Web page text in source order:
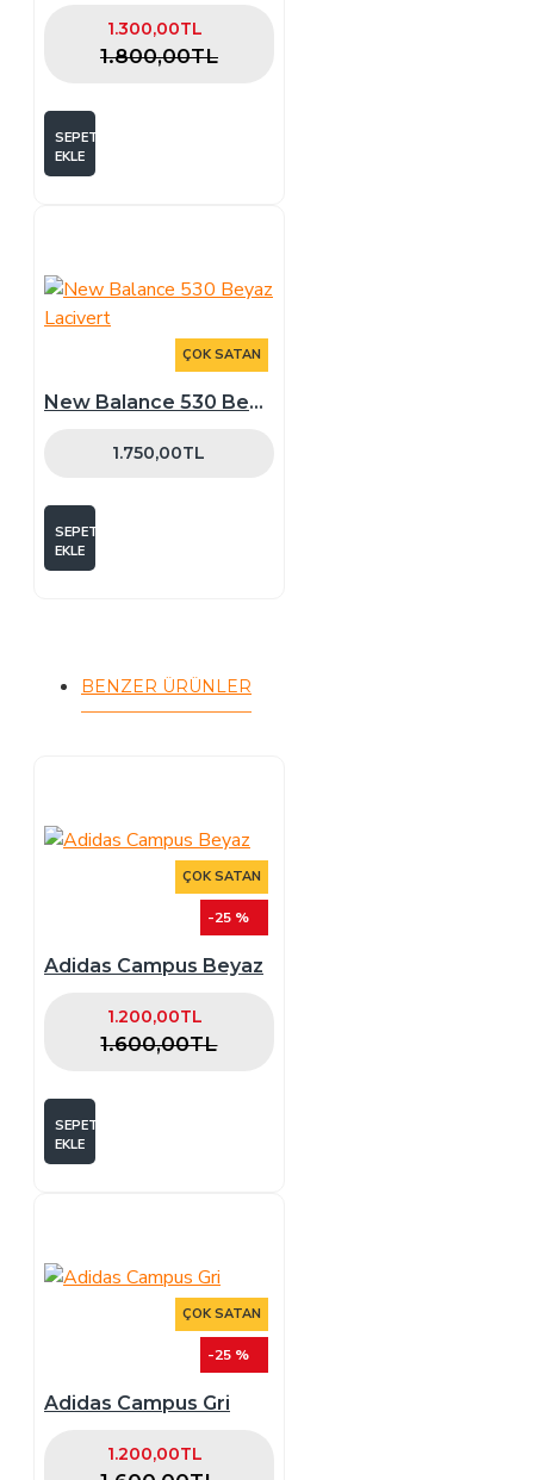
1.300,00TL
1.800,00TL
SEPETE
EKLE
ÇOK SATAN
New Balance 530 Beyaz Lacivert
1.750,00TL
SEPETE
EKLE
BENZER ÜRÜNLER
ÇOK SATAN
-25 %
Adidas Campus Beyaz
1.200,00TL
1.600,00TL
SEPETE
EKLE
ÇOK SATAN
-25 %
Adidas Campus Gri
1.200,00TL